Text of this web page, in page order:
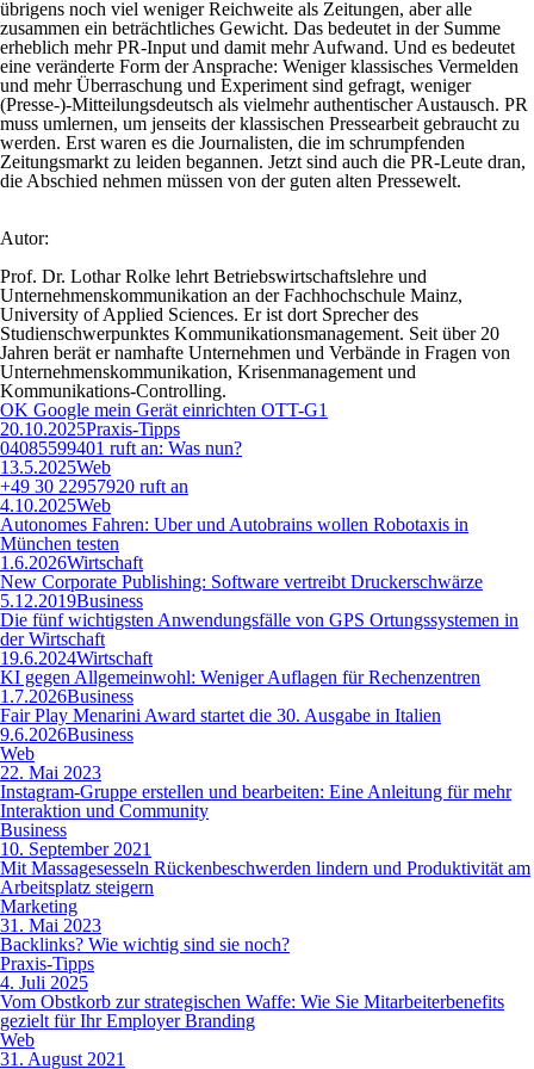
übrigens noch viel weniger Reichweite als Zeitungen, aber alle
zusammen ein beträchtliches Gewicht. Das bedeutet in der Summe
erheblich mehr PR-Input und damit mehr Aufwand. Und es bedeutet
eine veränderte Form der Ansprache: Weniger klassisches Vermelden
und mehr Überraschung und Experiment sind gefragt, weniger
(Presse-)-Mitteilungsdeutsch als vielmehr authentischer Austausch. PR
muss umlernen, um jenseits der klassischen Pressearbeit gebraucht zu
werden. Erst waren es die Journalisten, die im schrumpfenden
Zeitungsmarkt zu leiden begannen. Jetzt sind auch die PR-Leute dran,
die Abschied nehmen müssen von der guten alten Pressewelt.
Autor:
Prof. Dr. Lothar Rolke lehrt Betriebswirtschaftslehre und
Unternehmenskommunikation an der Fachhochschule Mainz,
University of Applied Sciences. Er ist dort Sprecher des
Studienschwerpunktes Kommunikationsmanagement. Seit über 20
Jahren berät er namhafte Unternehmen und Verbände in Fragen von
Unternehmenskommunikation, Krisenmanagement und
Kommunikations-Controlling.
OK Google mein Gerät einrichten OTT-G1
20.10.2025Praxis-Tipps
04085599401 ruft an: Was nun?
13.5.2025Web
+49 30 22957920 ruft an
4.10.2025Web
Autonomes Fahren: Uber und Autobrains wollen Robotaxis in
München testen
1.6.2026Wirtschaft
New Corporate Publishing: Software vertreibt Druckerschwärze
5.12.2019Business
Die fünf wichtigsten Anwendungsfälle von GPS Ortungssystemen in
der Wirtschaft
19.6.2024Wirtschaft
KI gegen Allgemeinwohl: Weniger Auflagen für Rechenzentren
1.7.2026Business
Fair Play Menarini Award startet die 30. Ausgabe in Italien
9.6.2026Business
Web
22. Mai 2023
Instagram-Gruppe erstellen und bearbeiten: Eine Anleitung für mehr
Interaktion und Community
Business
10. September 2021
Mit Massagesesseln Rückenbeschwerden lindern und Produktivität am
Arbeitsplatz steigern
Marketing
31. Mai 2023
Backlinks? Wie wichtig sind sie noch?
Praxis-Tipps
4. Juli 2025
Vom Obstkorb zur strategischen Waffe: Wie Sie Mitarbeiterbenefits
gezielt für Ihr Employer Branding
Web
31. August 2021